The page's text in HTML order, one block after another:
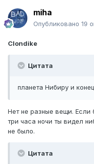
miha
Опубликовано 19
Clondike
Цитата
планета Нибиру и
Нет не разные вещи. Если
три часа ночи ты видел
не было.
Цитата